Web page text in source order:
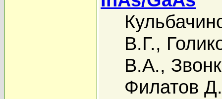
В.Г.,
В.А.,
Филатов